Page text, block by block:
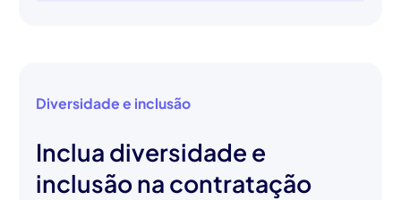
Diversidade e inclusão
Inclua diversidade e
inclusão na contratação